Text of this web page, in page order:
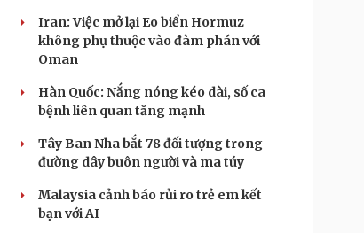
Iran: Việc mở lại Eo biển Hormuz
không phụ thuộc vào đàm phán với
Oman
Hàn Quốc: Nắng nóng kéo dài, số ca
bệnh liên quan tăng mạnh
Tây Ban Nha bắt 78 đối tượng trong
đường dây buôn người và ma túy
Malaysia cảnh báo rủi ro trẻ em kết
bạn với AI